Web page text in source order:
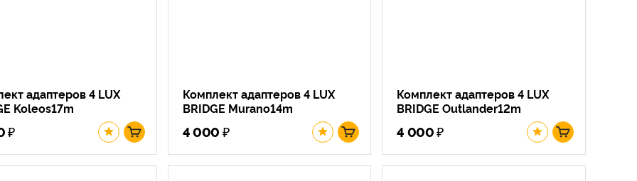
адаптеров 4 LUX
Koleos17m
₽
Комплект адаптеров 4 LUX
BRIDGE Murano14m
4 000 ₽
Комплект адаптеров 4 LUX
BRIDGE Outlander12m
4 000₽